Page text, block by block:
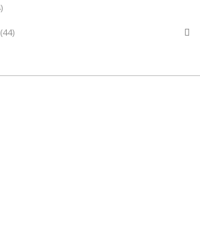
(44)